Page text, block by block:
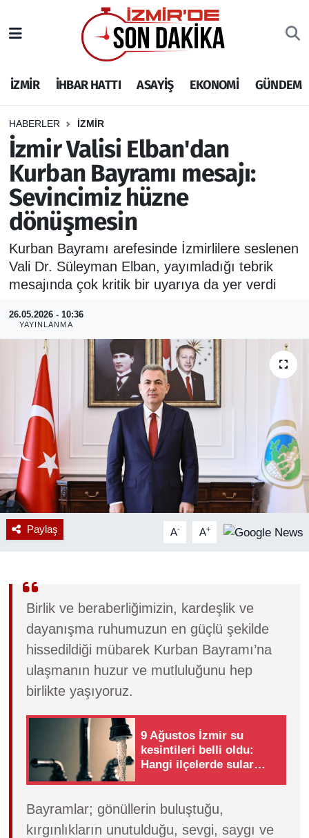
İZMİR İHBAR HATTI ASAYİŞ EKONOMİ GÜNDEM
HABERLER İZMİR
İzmir Valisi Elban'dan
Kurban Bayramı mesajı:
Sevincimiz hüzne
dönüşmesin
Kurban Bayramı arefesinde İzmirlilere seslenen
Vali Dr. Süleyman Elban, yayımladığı tebrik
mesajında çok kritik bir uyarıya da yer verdi
26.05.2026 - 10:36
YAYINLANMA
Paylaş A- A+
Birlik ve beraberliğimizin, kardeşlik ve
dayanışma ruhumuzun en güçlü şekilde
hissedildiği mübarek Kurban Bayramı’na
ulaşmanın huzur ve mutluluğunu hep
birlikte yaşıyoruz.
9 Ağustos İzmir su
kesintileri belli oldu:
Hangi ilçelerde sular
Bayramlar; gönüllerin buluştuğu,
kırgınlıkların unutulduğu, sevgi, saygı ve
İHBAR HATTI
DEPREM
GENEL
EKONOMİ
SİYASET
SPOR
İzmir Nöbetçi Eczaneler
İzmir Hava Durumu
İzmir Namaz Vakitleri
İzmir Trafik Yoğunluk Haritası
Puan Durumu ve Fikstür
Tüm Manşetler
Son Dakika Haberleri